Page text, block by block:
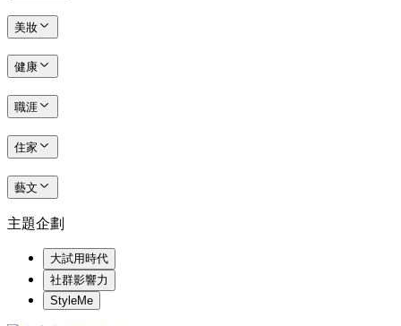
美妝
健康
職涯
住家
藝文
主題企劃
大試用時代
社群影響力
StyleMe